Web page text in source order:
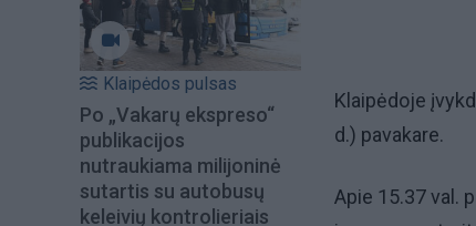
Klaipėdos pulsas
Po „Vakarų ekspreso“
publikacijos
nutraukiama milijoninė
sutartis su autobusų
keleivių kontrolieriais
Klaipėdoje
d.) pavakare.
Apie 15.37 val.